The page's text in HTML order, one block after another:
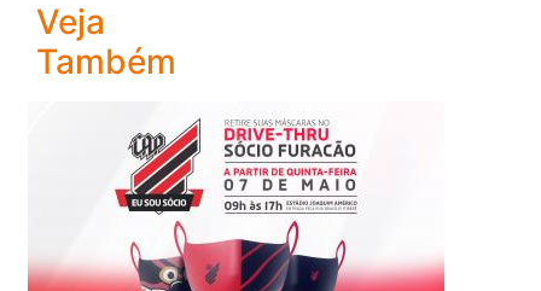
Veja
Também